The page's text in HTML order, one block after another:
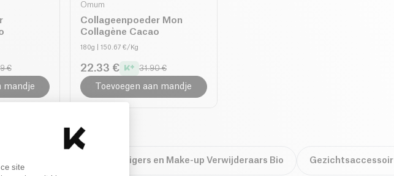
€
mandje
Omum
Collageenpoeder Mon
Collagène Cacao
180g | 150.67 €/Kg
22.33 € 31.90 €
Toevoegen aan mandje
Reinigers en Make-up Verwijderaars Bio
Platform: Personalize Your Options
site